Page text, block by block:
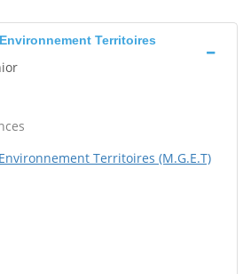
Territoires
Territoires (M.G.E.T)